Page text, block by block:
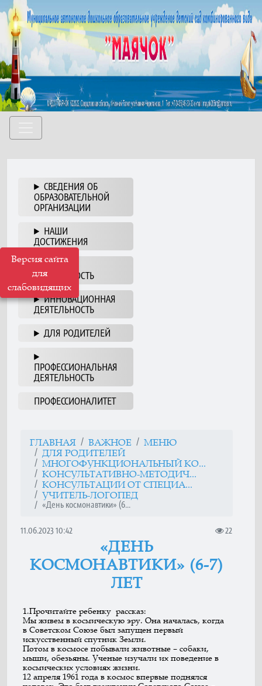
Версия сайта
для
слабовидящих
СВЕДЕНИЯ ОБ
ОБРАЗОВАТЕЛЬНОЙ
ОРГАНИЗАЦИИ
НАШИ
ДОСТИЖЕНИЯ
НАША
ДЕЯТЕЛЬНОСТЬ
ИННОВАЦИОННАЯ
ДЕЯТЕЛЬНОСТЬ
ДЛЯ РОДИТЕЛЕЙ
ПРОФЕССИОНАЛЬНАЯ
ДЕЯТЕЛЬНОСТЬ
ПРОФЕССИОНАЛИТЕТ
ГЛАВНАЯ ВАЖНОЕ
МЕНЮ
ДЛЯ РОДИТЕЛЕЙ
МНОГОФУНКЦИОНАЛЬНЫЙ КО...
КОНСУЛЬТАТИВНО-МЕТОДИЧ...
КОНСУЛЬТАЦИИ ОТ СПЕЦИА...
УЧИТЕЛЬ-ЛОГОПЕД
«День космонавтики» (6...
11.06.2023 10:42 22
«ДЕНЬ
КОСМОНАВТИКИ» (6-7)
ЛЕТ
1.Прочитайте ребенку рассказ:
Мы живем в космическую эру. Она началась, когда
в Советском Союзе был запу­щен первый
искусственный спутник Земли.
Потом в космосе побывали животные – собаки,
мыши, обезьяны. Ученые изуча­ли их поведение в
космических условиях жизни.
12 апреля 1961 года в космос впервые поднялся